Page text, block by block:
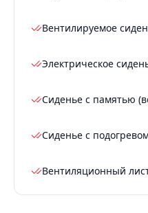
Вентилируемое
Электрическое
Сиденье с памятью
Сиденье с
Вентиляционный